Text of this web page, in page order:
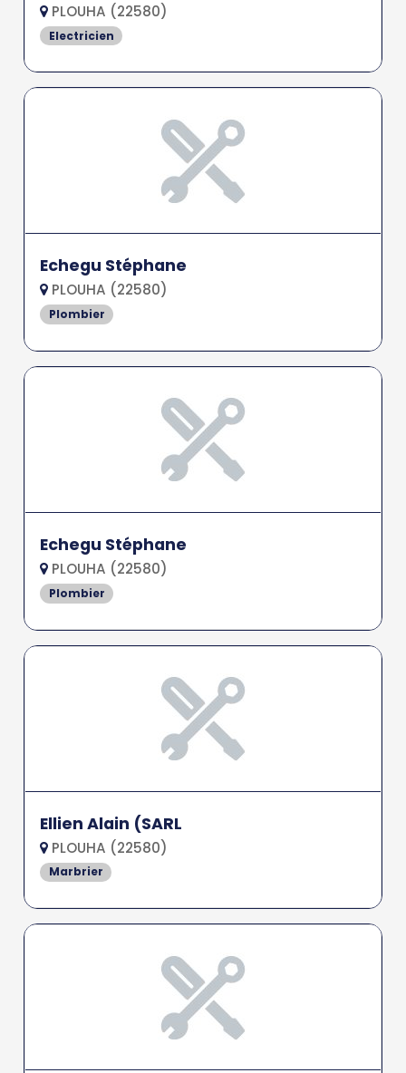
PLOUHA (22580)
Electricien
Echegu Stéphane
PLOUHA (22580)
Plombier
Echegu Stéphane
PLOUHA (22580)
Plombier
Ellien Alain (SARL
PLOUHA (22580)
Marbrier